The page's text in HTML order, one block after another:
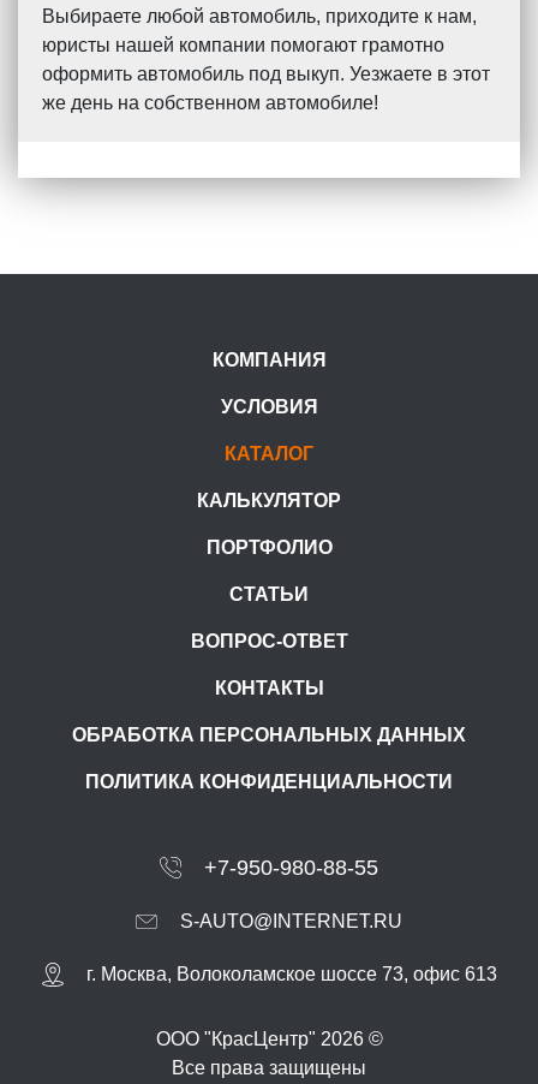
Выбираете любой автомобиль, приходите к нам,
юристы нашей компании помогают грамотно
оформить автомобиль под выкуп. Уезжаете в этот
же день на собственном автомобиле!
КОМПАНИЯ
УСЛОВИЯ
КАТАЛОГ
КАЛЬКУЛЯТОР
ПОРТФОЛИО
СТАТЬИ
ВОПРОС-ОТВЕТ
КОНТАКТЫ
ОБРАБОТКА ПЕРСОНАЛЬНЫХ ДАННЫХ
ПОЛИТИКА КОНФИДЕНЦИАЛЬНОСТИ
+7-950-980-88-55
S-AUTO@INTERNET.RU
г. Москва, Волоколамское шоссе 73, офис 613
ООО "КрасЦентр" 2026 ©
Все права защищены